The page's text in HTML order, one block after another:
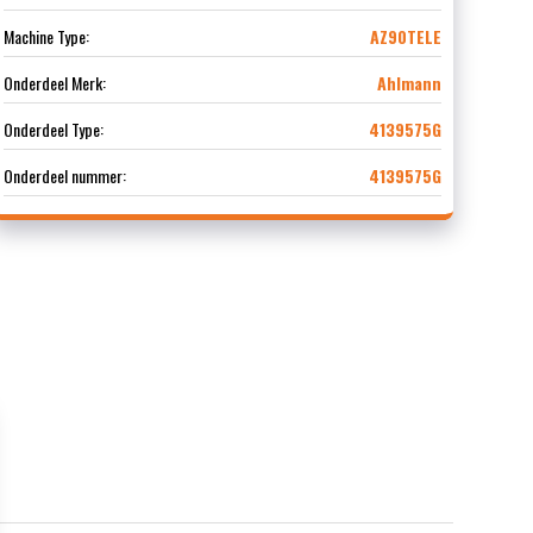
Machine Type:
AZ90TELE
Onderdeel Merk:
Ahlmann
Onderdeel Type:
4139575G
Onderdeel nummer:
4139575G